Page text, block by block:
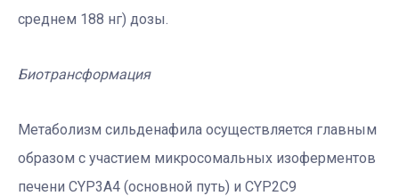
среднем 188 нг) дозы.
Биотрансформация
Метаболизм сильденафила осуществляется главным
образом с участием микросомальных изоферментов
печени CYP3A4 (основной путь) и CYP2C9